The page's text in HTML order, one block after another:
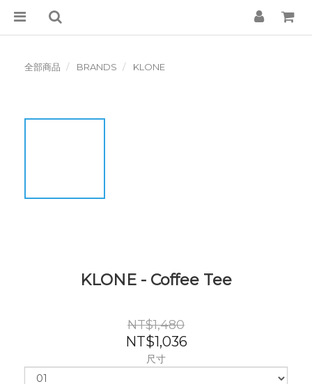
全部商品 BRANDS KLONE
KLONE - Coffee Tee
NT$1,480
NT$1,036
尺寸